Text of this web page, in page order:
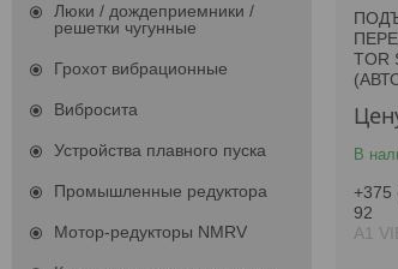
TOR
В
+375
92
А1
Люки / дождеприемники /
решетки чугунные
Грохот вибрационные
Вибросита
Устройства плавного пуска
Промышленные редуктора
Мотор-редукторы NMRV